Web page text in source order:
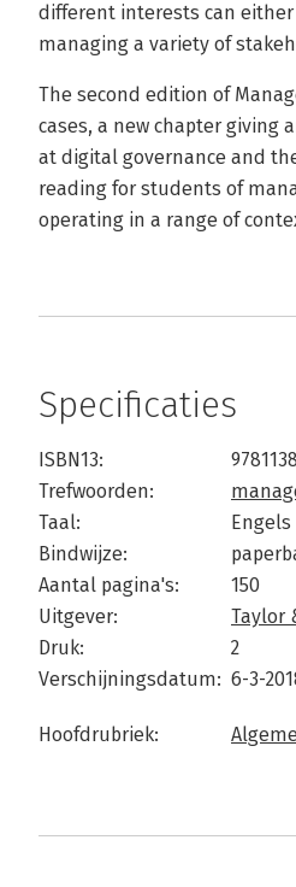
different interests can
managing a variety of
The second edition of
cases, a new chapter giving
at digital governance and
reading for students of
operating in a range of
Specificaties
ISBN13:
Trefwoorden:
Taal:
Engels
Bindwijze:
Aantal pagina's:
150
Uitgever:
Taylor
Druk:
2
Verschijningsdatum: 6-3-
Hoofdrubriek: